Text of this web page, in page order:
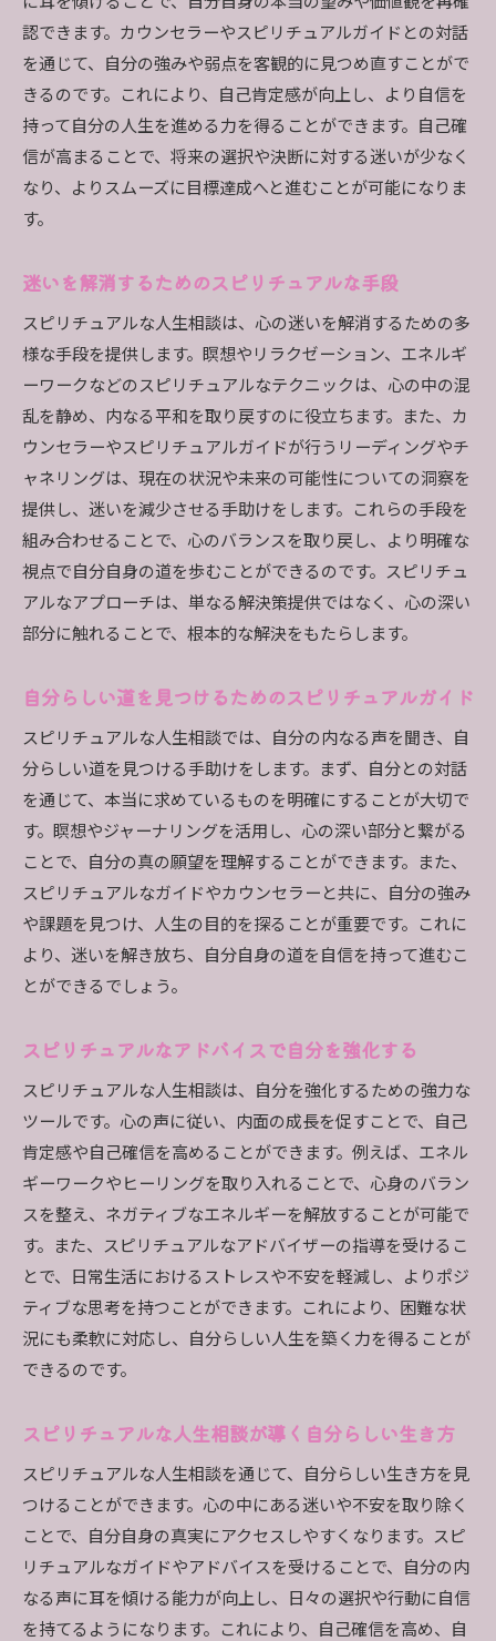
認できます。カウンセラーやスピリチュアルガイドとの対話
を通じて、自分の強みや弱点を客観的に見つめ直すことがで
きるのです。これにより、自己肯定感が向上し、より自信を
持って自分の人生を進める力を得ることができます。自己確
信が高まることで、将来の選択や決断に対する迷いが少なく
なり、よりスムーズに目標達成へと進むことが可能になりま
す。
迷いを解消するためのスピリチュアルな手段
スピリチュアルな人生相談は、心の迷いを解消するための多
様な手段を提供します。瞑想やリラクゼーション、エネルギ
ーワークなどのスピリチュアルなテクニックは、心の中の混
乱を静め、内なる平和を取り戻すのに役立ちます。また、カ
ウンセラーやスピリチュアルガイドが行うリーディングやチ
ャネリングは、現在の状況や未来の可能性についての洞察を
提供し、迷いを減少させる手助けをします。これらの手段を
組み合わせることで、心のバランスを取り戻し、より明確な
視点で自分自身の道を歩むことができるのです。スピリチュ
アルなアプローチは、単なる解決策提供ではなく、心の深い
部分に触れることで、根本的な解決をもたらします。
自分らしい道を見つけるためのスピリチュアルガイド
スピリチュアルな人生相談では、自分の内なる声を聞き、自
分らしい道を見つける手助けをします。まず、自分との対話
を通じて、本当に求めているものを明確にすることが大切で
す。瞑想やジャーナリングを活用し、心の深い部分と繋がる
ことで、自分の真の願望を理解することができます。また、
スピリチュアルなガイドやカウンセラーと共に、自分の強み
や課題を見つけ、人生の目的を探ることが重要です。これに
より、迷いを解き放ち、自分自身の道を自信を持って進むこ
とができるでしょう。
スピリチュアルなアドバイスで自分を強化する
スピリチュアルな人生相談は、自分を強化するための強力な
ツールです。心の声に従い、内面の成長を促すことで、自己
肯定感や自己確信を高めることができます。例えば、エネル
ギーワークやヒーリングを取り入れることで、心身のバラン
スを整え、ネガティブなエネルギーを解放することが可能で
す。また、スピリチュアルなアドバイザーの指導を受けるこ
とで、日常生活におけるストレスや不安を軽減し、よりポジ
ティブな思考を持つことができます。これにより、困難な状
況にも柔軟に対応し、自分らしい人生を築く力を得ることが
できるのです。
スピリチュアルな人生相談が導く自分らしい生き方
スピリチュアルな人生相談を通じて、自分らしい生き方を見
つけることができます。心の中にある迷いや不安を取り除く
ことで、自分自身の真実にアクセスしやすくなります。スピ
リチュアルなガイドやアドバイスを受けることで、自分の内
なる声に耳を傾ける能力が向上し、日々の選択や行動に自信
を持てるようになります。これにより、自己確信を高め、自